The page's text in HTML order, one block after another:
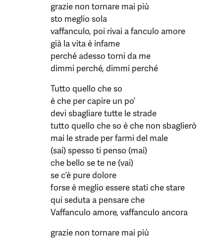
grazie non tornare mai più
sto meglio sola
vaffanculo, poi rivai a fanculo amore
già la vita è infame
perché adesso torni da me
dimmi perché, dimmi perché
Tutto quello che so
è che per capire un po’
devi sbagliare tutte le strade
tutto quello che so è che non sbaglierò
mai le strade per farmi del male
(sai) spesso ti penso (mai)
che bello se te ne (vai)
se c’è pure dolore
forse è meglio essere stati che stare
qui seduta a pensare che
Vaffanculo amore, vaffanculo ancora
grazie non tornare mai più